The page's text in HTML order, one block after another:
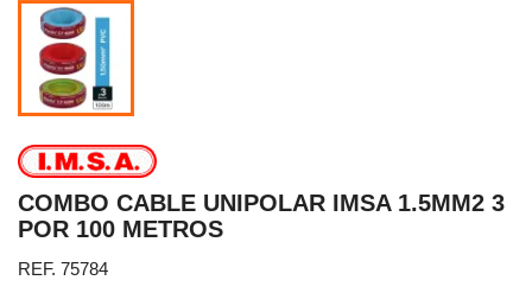
COMBO CABLE UNIPOLAR IMSA 1.5MM2 3
POR 100 METROS
REF. 75784